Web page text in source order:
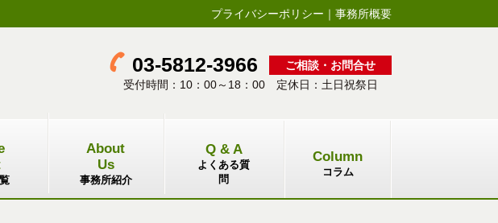
プライバシーポリシー ｜ 事務所概要
03-5812-3966
ご相談・お問合せ
受付時間：10：00～18：00 定休日：土日祝祭日
About
Us
事務所紹介
Q & A
よくある質
問
Column
コラム